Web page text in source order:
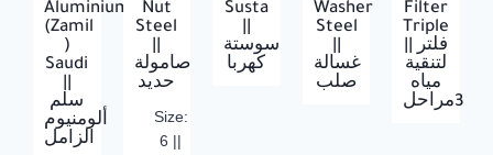
Aluminium
(Zamil
)
Saudi
سلم
ألومنيوم
الزامل
Nut
Steel
صامولة
حديد
Size:
6 ||
Susta
سوستة
كهربا
Washer
Steel
غسالة
صلب
Filter
Triple
|| فلتر
لتنقية
مياه
3مراحل